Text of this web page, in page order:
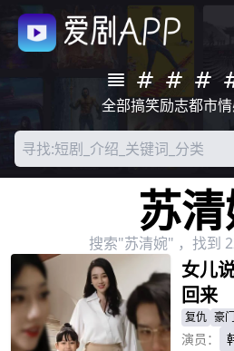
全部搞笑励志都市
苏
搜索"苏清婉" ，找到
女儿
回来
复仇 豪门
演员：